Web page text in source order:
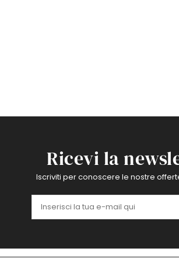
Ricevi la
Iscriviti per conoscere le nostre